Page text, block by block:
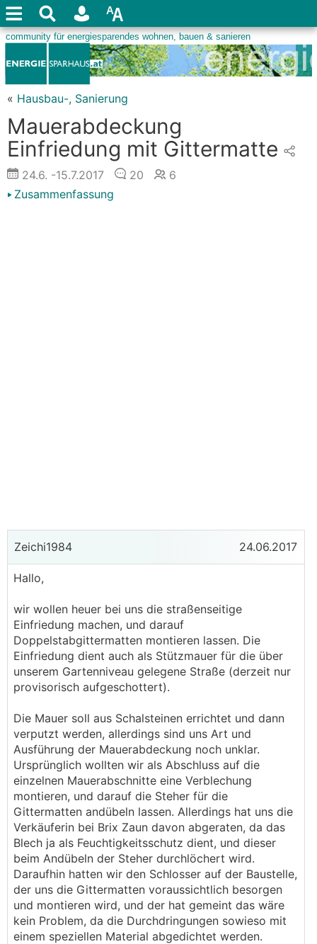
« Hausbau-, Sanierung
Mauerabdeckung
Einfriedung mit Gittermatte
24.6. -15.7.2017 20
6
Zusammenfassung
Zeichi1984 24.06.2017
Hallo,
wir wollen heuer bei uns die straßenseitige
Einfriedung machen, und darauf
Doppelstabgittermatten montieren lassen. Die
Einfriedung dient auch als Stützmauer für die über
unserem Gartenniveau gelegene Straße (derzeit nur
provisorisch aufgeschottert).
Die Mauer soll aus Schalsteinen errichtet und dann
verputzt werden, allerdings sind uns Art und
Ausführung der Mauerabdeckung noch unklar.
Ursprünglich wollten wir als Abschluss auf die
einzelnen Mauerabschnitte eine Verblechung
montieren, und darauf die Steher für die
Gittermatten andübeln lassen. Allerdings hat uns die
Verkäuferin bei Brix Zaun davon abgeraten, da das
Blech ja als Feuchtigkeitsschutz dient, und dieser
beim Andübeln der Steher durchlöchert wird.
Daraufhin hatten wir den Schlosser auf der Baustelle,
der uns die Gittermatten voraussichtlich besorgen
und montieren wird, und der hat gemeint das wäre
kein Problem, da die Durchdringungen sowieso mit
einem speziellen Material abgedichtet werden.